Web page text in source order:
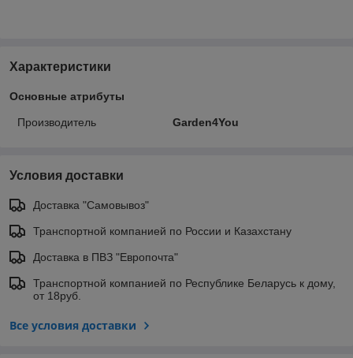
Характеристики
Основные атрибуты
Производитель Garden4You
Условия доставки
Доставка "Самовывоз"
Транспортной компанией по России и Казахстану
Доставка в ПВЗ "Европочта"
Транспортной компанией по Республике Беларусь к дому,
от 18руб.
Все условия доставки